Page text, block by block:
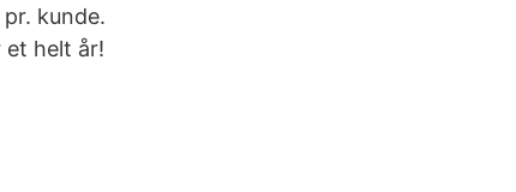
kunde.
et helt år!